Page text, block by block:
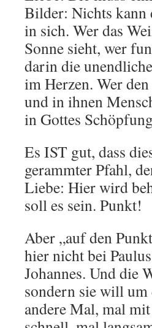
Bilder: Nichts kann
in sich. Wer das
Sonne sieht, wer
darin die
im Herzen. Wer
und in ihnen
in Gottes
Es IST gut, dass
gerammter Pfahl,
Liebe: Hier wird
soll es sein. Punkt!
Aber „auf den
hier nicht bei
Johannes. Und die
sondern sie will
andere Mal, mal